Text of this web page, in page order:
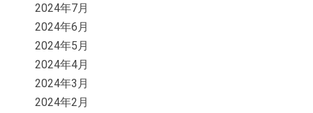
2024年7月
2024年6月
2024年5月
2024年4月
2024年3月
2024年2月